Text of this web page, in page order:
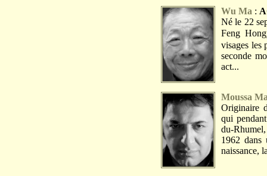
Wu Ma :
Né le 22
Feng
visages les
seconde
act...
Moussa
Originaire
qui
du-
1962 dans
naissance,